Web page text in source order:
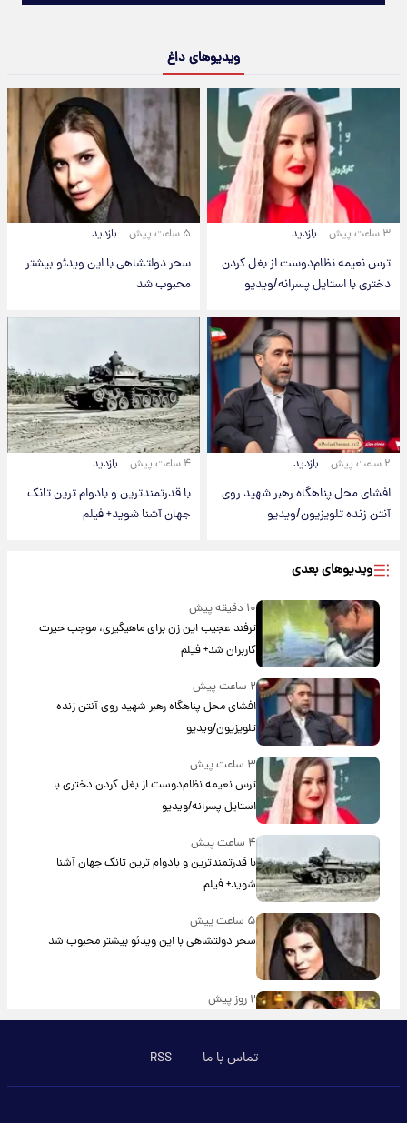
ویدیوهای داغ
۳ ساعت پیش بازدید
ترس نعیمه نظام‌دوست از بغل کردن
دختری با استایل پسرانه/ویدیو
۵ ساعت پیش بازدید
سحر دولتشاهی با این ویدئو بیشتر
محبوب شد
۲ ساعت پیش بازدید
افشای محل پناهگاه‌ رهبر شهید روی
آنتن زنده تلویزیون/ویدیو
۴ ساعت پیش بازدید
با قدرتمندترین و بادوام ترین تانک
جهان آشنا شوید+ فیلم
ویدیوهای بعدی
۱۰ دقیقه پیش
ترفند عجیب این زن برای ماهیگیری، موجب حیرت
کاربران شد+ فیلم
۲ ساعت پیش
افشای محل پناهگاه‌ رهبر شهید روی آنتن زنده
تلویزیون/ویدیو
۳ ساعت پیش
ترس نعیمه نظام‌دوست از بغل کردن دختری با
استایل پسرانه/ویدیو
۴ ساعت پیش
با قدرتمندترین و بادوام ترین تانک جهان آشنا
شوید+ فیلم
۵ ساعت پیش
سحر دولتشاهی با این ویدئو بیشتر محبوب شد
۲ روز پیش
تصاویری از مراسم تشییع مریم همتیان، بازیگر جوان
تماس با ما RSS